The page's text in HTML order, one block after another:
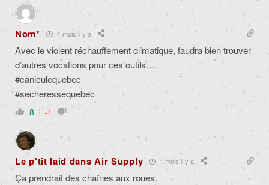
Nom* 1 mois il y a
Avec le violent réchauffement climatique, faudra bien trouver
d’autres vocations pour ces outils…
#caniculequebec
#secheressequebec
8 -1
Le p'tit laid dans Air Supply 1 mois il y a
Ça prendrait des chaînes aux roues.